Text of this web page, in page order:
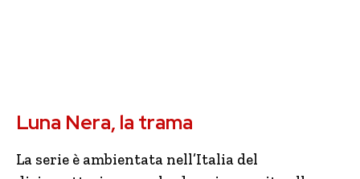
Luna Nera, la trama
La serie è ambientata nell’Italia del